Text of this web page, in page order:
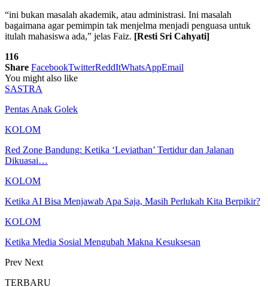
“ini bukan masalah akademik, atau administrasi. Ini masalah
bagaimana agar pemimpin tak menjelma menjadi penguasa untuk
itulah mahasiswa ada,” jelas Faiz. [Resti Sri Cahyati]
116
Share FacebookTwitterReddItWhatsAppEmail
You might also like
SASTRA
Pentas Anak Golek
KOLOM
Red Zone Bandung: Ketika ‘Leviathan’ Tertidur dan Jalanan
Dikuasai…
KOLOM
Ketika AI Bisa Menjawab Apa Saja, Masih Perlukah Kita Berpikir?
KOLOM
Ketika Media Sosial Mengubah Makna Kesuksesan
Prev Next
TERBARU